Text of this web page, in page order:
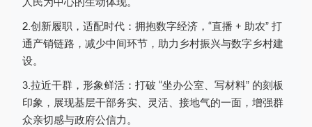
2.创新履职，适配时代：拥抱数字经济，“直播 + 助农” 打
通产销链路，减少中间环节，助力乡村振兴与数字乡村建
设。
3.拉近干群，形象鲜活：打破 “坐办公室、写材料” 的刻板
印象，展现基层干部务实、灵活、接地气的一面，增强群
众亲切感与政府公信力。